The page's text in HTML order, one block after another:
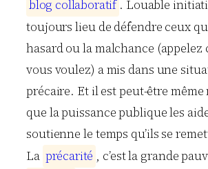
blog collaboratif . Louable
toujours lieu de défendre ceux
hasard ou la malchance (appelez
vous voulez) a mis dans une
précaire. Et il est peut-être même
que la puissance publique les
soutienne le temps qu’ils se
La précarité , c’est la grande